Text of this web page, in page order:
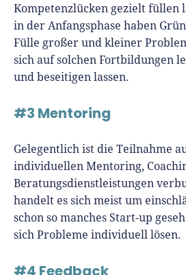
Kompetenzlücken gezielt füllen
in der Anfangsphase haben
Fülle großer und kleiner
sich auf solchen Fortbildungen
und beseitigen lassen.
#3 Mentoring
Gelegentlich ist die Teilnahme
individuellen Mentoring,
Beratungsdienstleistungen
handelt es sich meist um
schon so manches Start-up
sich Probleme individuell lösen.
#4 Feedback